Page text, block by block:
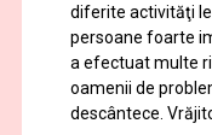
diferite activităţi
persoane foarte
a efectuat multe
oamenii de
descântece.